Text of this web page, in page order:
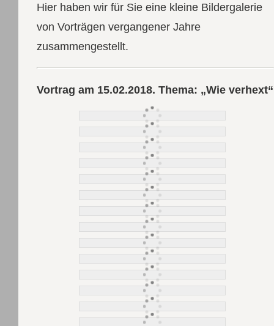
Hier haben wir für Sie eine kleine Bildergalerie
von Vorträgen vergangener Jahre
zusammengestellt.
Vortrag am 15.02.2018. Thema: „Wie verhext“